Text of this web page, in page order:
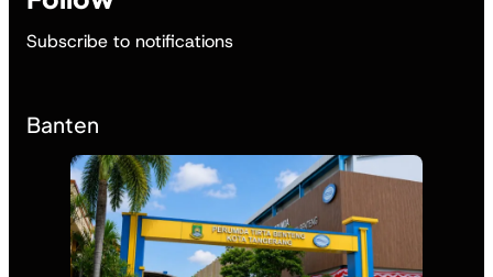
Subscribe to notifications
Banten